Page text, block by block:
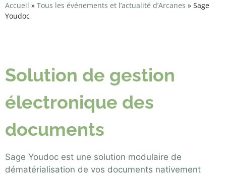
Accueil » Tous les événements et l’actualité d’Arcanes » Sage
Youdoc
Solution de gestion
électronique des
documents
Sage Youdoc est une solution modulaire de
dématérialisation de vos documents nativement